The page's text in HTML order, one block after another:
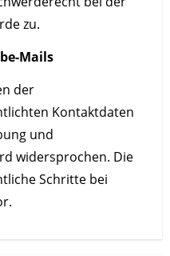
zu.
Mails
der
Kontaktdaten
und
widersprochen. Die
Schritte bei